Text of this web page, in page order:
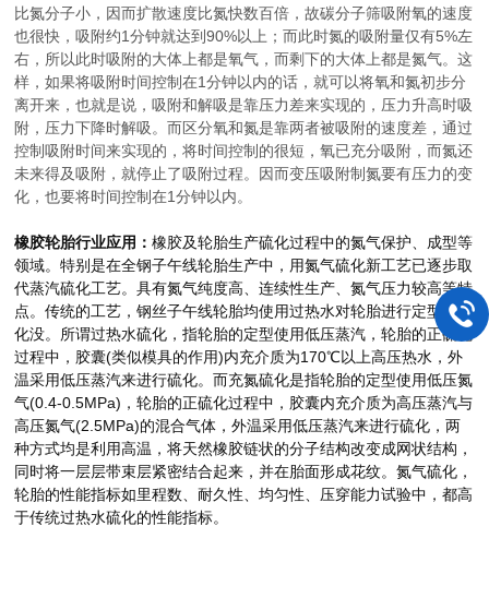
比氮分子小，因而扩散速度比氮快数百倍，故碳分子筛吸附氧的速度
也很快，吸附约1分钟就达到90%以上；而此时氮的吸附量仅有5%左
右，所以此时吸附的大体上都是氧气，而剩下的大体上都是氮气。这
样，如果将吸附时间控制在1分钟以内的话，就可以将氧和氮初步分
离开来，也就是说，吸附和解吸是靠压力差来实现的，压力升高时吸
附，压力下降时解吸。而区分氧和氮是靠两者被吸附的速度差，通过
控制吸附时间来实现的，将时间控制的很短，氧已充分吸附，而氮还
未来得及吸附，就停止了吸附过程。因而变压吸附制氮要有压力的变
化，也要将时间控制在1分钟以内。
橡胶轮胎行业应用：橡胶及轮胎生产硫化过程中的氮气保护、成型等
领域。特别是在全钢子午线轮胎生产中，用氮气硫化新工艺已逐步取
代蒸汽硫化工艺。具有氮气纯度高、连续性生产、氮气压力较高等特
点。传统的工艺，钢丝子午线轮胎均使用过热水对轮胎进行定型和硫
化没。所谓过热水硫化，指轮胎的定型使用低压蒸汽，轮胎的正硫化
过程中，胶囊(类似模具的作用)内充介质为170℃以上高压热水，外
温采用低压蒸汽来进行硫化。而充氮硫化是指轮胎的定型使用低压氮
气(0.4-0.5MPa)，轮胎的正硫化过程中，胶囊内充介质为高压蒸汽与
高压氮气(2.5MPa)的混合气体，外温采用低压蒸汽来进行硫化，两
种方式均是利用高温，将天然橡胶链状的分子结构改变成网状结构，
同时将一层层带束层紧密结合起来，并在胎面形成花纹。氮气硫化，
轮胎的性能指标如里程数、耐久性、均匀性、压穿能力试验中，都高
于传统过热水硫化的性能指标。